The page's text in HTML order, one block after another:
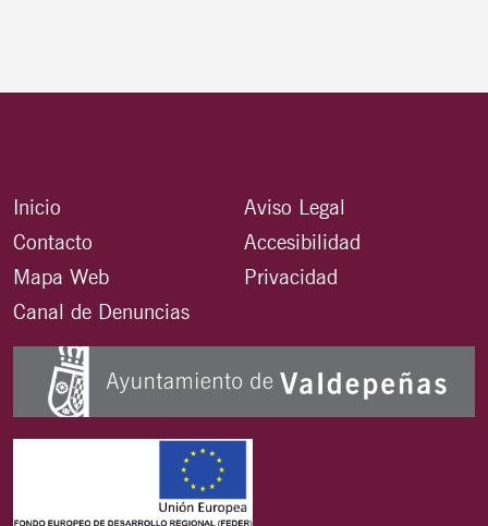
Inicio
Contacto
Mapa Web
Canal de Denuncias
Aviso Legal
Accesibilidad
Privacidad